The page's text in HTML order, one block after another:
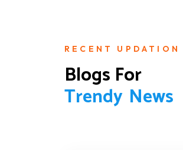
RECENT UPDATION
Blogs For
Trendy News